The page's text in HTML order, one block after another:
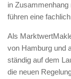
in
führen eine
Als
von Hamburg und
ständig auf dem
die neuen